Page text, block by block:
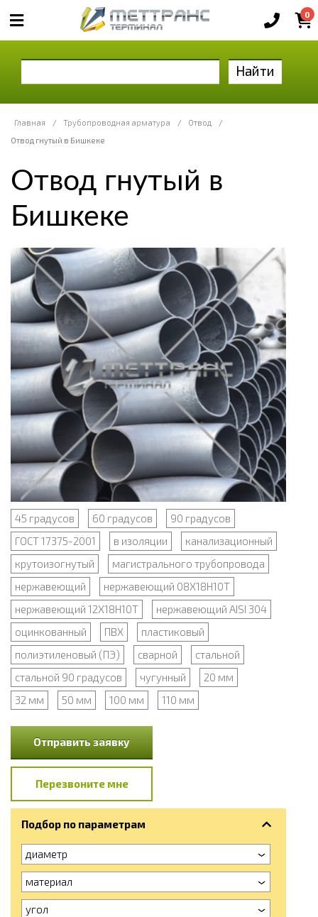
0
Найти
Главная / Трубопроводная арматура / Отвод
/
Отвод гнутый в Бишкеке
Отвод гнутый в
Бишкеке
45 градусов 60 градусов
90 градусов
ГОСТ 17375-2001
в изоляции
канализационный
крутоизогнутый
магистрального трубопровода
нержавеющий
нержавеющий 08Х18Н10Т
нержавеющий 12Х18Н10Т
нержавеющий AISI 304
оцинкованный
ПВХ
пластиковый
полиэтиленовый (ПЭ)
сварной
стальной
стальной 90 градусов
чугунный
20 мм
32 мм
50 мм 100 мм 110 мм
Отправить заявку
Перезвоните мне
Подбор по параметрам
диаметр
материал
угол